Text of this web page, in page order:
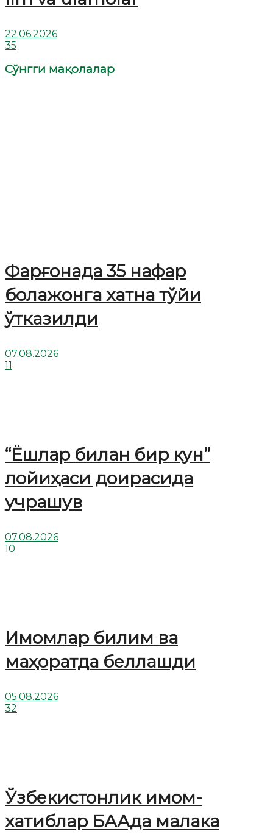
22.06.2026
35
Сўнгги мақолалар
Фарғонада 35 нафар
болажонга хатна тўйи
ўтказилди
07.08.2026
11
“Ёшлар билан бир кун”
лойиҳаси доирасида
учрашув
07.08.2026
10
Имомлар билим ва
маҳоратда беллашди
05.08.2026
32
Ўзбекистонлик имом-
хатиблар БААда малака